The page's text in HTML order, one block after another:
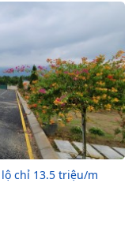
chỉ 13.5 triệu/m